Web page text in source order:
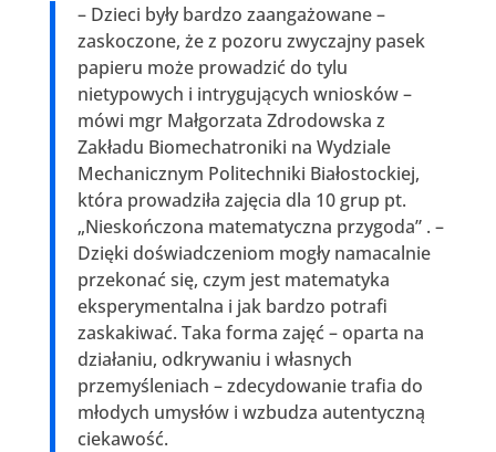
– Dzieci były bardzo zaangażowane –
zaskoczone, że z pozoru zwyczajny pasek
papieru może prowadzić do tylu
nietypowych i intrygujących wniosków –
mówi mgr Małgorzata Zdrodowska z
Zakładu Biomechatroniki na Wydziale
Mechanicznym Politechniki Białostockiej,
która prowadziła zajęcia dla 10 grup pt.
„Nieskończona matematyczna przygoda” . –
Dzięki doświadczeniom mogły namacalnie
przekonać się, czym jest matematyka
eksperymentalna i jak bardzo potrafi
zaskakiwać. Taka forma zajęć – oparta na
działaniu, odkrywaniu i własnych
przemyśleniach – zdecydowanie trafia do
młodych umysłów i wzbudza autentyczną
ciekawość.